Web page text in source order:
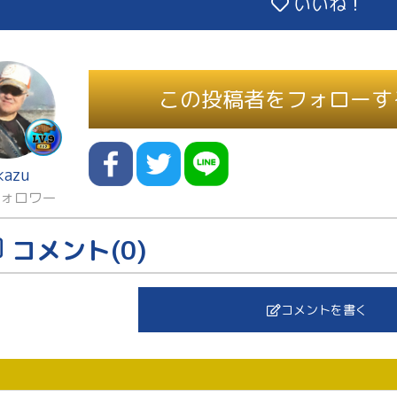
ロワー
この投稿者をフォロー
コメント(0)
コメントを書く